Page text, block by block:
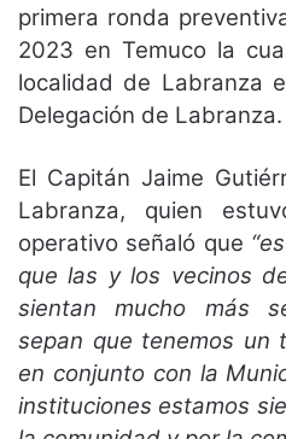
primera ronda
2023 en Temuco la
localidad de Labranza
Delegación de Labranza.
El Capitán Jaime
Labranza, quien
operativo señaló que
que las y los vecinos
sientan mucho más
sepan que tenemos un
en conjunto con la
instituciones estamos